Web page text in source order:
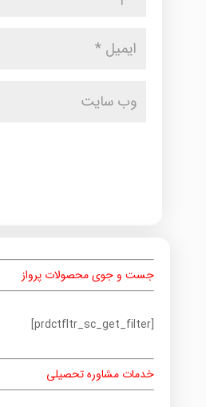
جست و جوی محصولات پرواز
[prdctfltr_sc_get_filter]
خدمات مشاوره تحصیلی